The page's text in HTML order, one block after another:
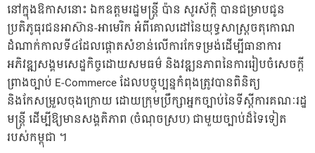
នៅក្នុងឱកាសនោះ ឯកឧត្តមរដ្ឋមន្ត្រី ប៉ាន សូរស័ក្តិ បានជម្រាបជូន
ប្រតិភូធុរជនអាស៊ាន-អាមេរិក អំពីគោលដៅនៃយុទ្ធសាស្ត្រចតុកោណ
ដំណាក់កាលទី៤ដែលផ្តោតសំខាន់លើការកែទម្រង់ដើម្បីធានាការ
អភិវឌ្ឍសង្គមសេដ្ឋកិច្ចដោយសមធម៌ និងវឌ្ឍនភាពនៃការរៀបចំសេចក្តី
ព្រាងច្បាប់ E-Commerce ដែលបច្ចុប្បន្នកំពុងត្រូវបានពិនិត្យ
និងកែសម្រួលចុងក្រោយ ដោយក្រុមប្រឹក្សាអ្នកច្បាប់នៃទីស្តីការគណៈរដ្ឋ
មន្ត្រី ដើម្បីឱ្យមានសង្គតិភាព (ចំណុចស្រប) ជាមួយច្បាប់ដ៏ទៃទៀត
របស់កម្ពុជា ។